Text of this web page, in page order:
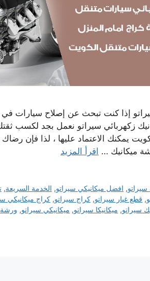
إذا كنت تبحث عن إصلاح سيارات
زكهربائي سيراتو نعمل بجد لكسب
يمكنك الاعتماد عليها ، لذا فإن
ميكانيك … اقرأ المزيد
, افضل ميكانيكي سيراتو, الخدمة السريعة,
, قطع غيار سيراتو, كراج سيراتو, كراج ميكانيكي
سيراتو, ميكانيكا سيراتو, ميكانيكي سيراتو, ورشة